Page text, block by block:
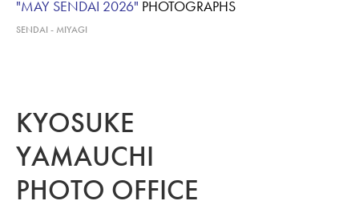
"MAY SENDAI 2026" PHOTOGRAPHS
SENDAI - MIYAGI
KYOSUKE
YAMAUCHI
PHOTO OFFICE